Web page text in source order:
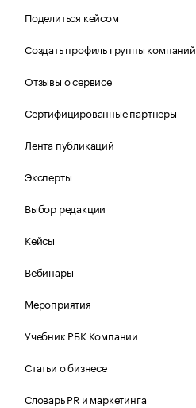
Поделиться кейсом
Создать профиль группы компаний
Отзывы о сервисе
Сертифицированные партнеры
Лента публикаций
Эксперты
Выбор редакции
Кейсы
Вебинары
Мероприятия
Учебник РБК Компании
Статьи о бизнесе
Словарь PR и маркетинга